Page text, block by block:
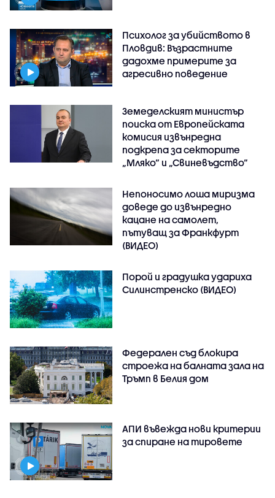
Психолог за убийството в
Пловдив: Възрастните
дадохме примерите за
агресивно поведение
Земеделският министър
поиска от Европейската
комисия извънредна
подкрепа за секторите
„Мляко“ и „Свиневъдство“
Непоносимо лоша миризма
доведе до извънредно
кацане на самолет,
пътуващ за Франкфурт
(ВИДЕО)
Порой и градушка удариха
Силинстренско (ВИДЕО)
Федерален съд блокира
строежа на балната зала на
Тръмп в Белия дом
АПИ въвежда нови критерии
за спиране на тировете